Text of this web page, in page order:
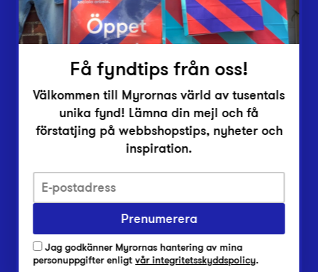
Lediga jobb
Pressrum
Integritetsskyddspolicy
Har du frågor om onlineköp, leverans eller retur?
Har du frågor om vår verksamhet?
Vanliga frågor om Myrorna
Få fyndtips från oss!
Välkommen till Myrornas värld av tusentals
unika fynd! Lämna din mejl och få
förstatjing på webbshopstips, nyheter och
inspiration.
Prenumerera
Jag godkänner Myrornas hantering av mina
personuppgifter enligtvår integritetsskyddspolicy.